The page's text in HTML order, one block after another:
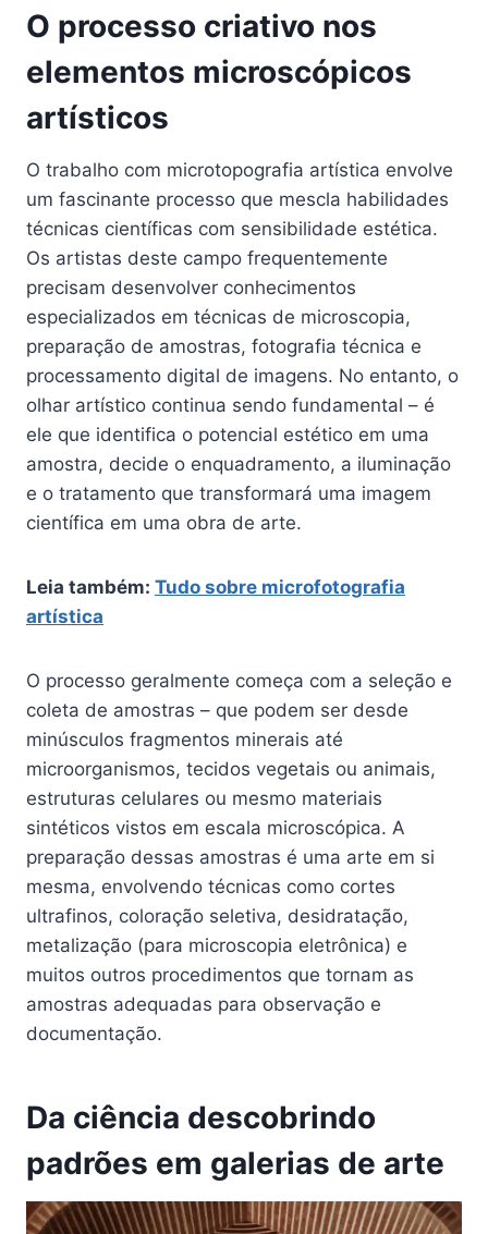
O processo criativo nos
elementos microscópicos
artísticos
O trabalho com microtopografia artística envolve
um fascinante processo que mescla habilidades
técnicas científicas com sensibilidade estética.
Os artistas deste campo frequentemente
precisam desenvolver conhecimentos
especializados em técnicas de microscopia,
preparação de amostras, fotografia técnica e
processamento digital de imagens. No entanto, o
olhar artístico continua sendo fundamental – é
ele que identifica o potencial estético em uma
amostra, decide o enquadramento, a iluminação
e o tratamento que transformará uma imagem
científica em uma obra de arte.
Leia também: Tudo sobre microfotografia
artística
O processo geralmente começa com a seleção e
coleta de amostras – que podem ser desde
minúsculos fragmentos minerais até
microorganismos, tecidos vegetais ou animais,
estruturas celulares ou mesmo materiais
sintéticos vistos em escala microscópica. A
preparação dessas amostras é uma arte em si
mesma, envolvendo técnicas como cortes
ultrafinos, coloração seletiva, desidratação,
metalização (para microscopia eletrônica) e
muitos outros procedimentos que tornam as
amostras adequadas para observação e
documentação.
Da ciência descobrindo
padrões em galerias de arte